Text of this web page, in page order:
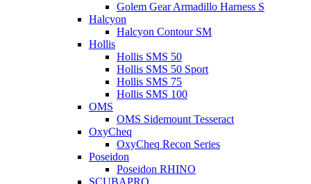
Golem Gear Armadillo Harness S
Halcyon
Halcyon Contour SM
Hollis
Hollis SMS 50
Hollis SMS 50 Sport
Hollis SMS 75
Hollis SMS 100
OMS
OMS Sidemount Tesseract
OxyCheq
OxyCheq Recon Series
Poseidon
Poseidon RHINO